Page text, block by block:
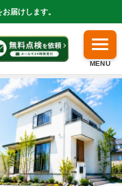
届けします。
MENU